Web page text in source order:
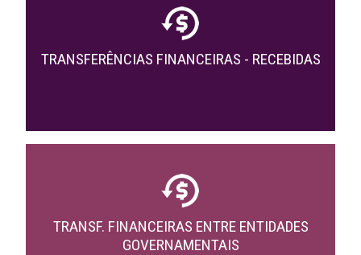
TRANSFERÊNCIAS FINANCEIRAS - RECEBIDAS
TRANSF. FINANCEIRAS ENTRE ENTIDADES
GOVERNAMENTAIS